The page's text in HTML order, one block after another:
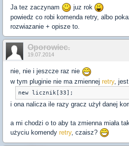
Ja tez zaczynam
juz rok
powiedz co robi komenda retry, albo
rozwiazanie + opisze to.
Oporowiec.
19.07.2014
nie, nie i jeszcze raz nie
w tym pluginie nie ma zmiennej retry,
i ona nalicza ile razy gracz użył danej
a mi chodzi o to aby ta zmienna miała
użyciu komendy retry, czaisz?